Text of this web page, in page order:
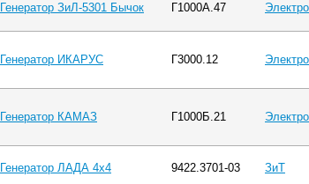
Генератор ЗиЛ-5301 Бычок Г1000А.47
Генератор ИКАРУС Г3000.12
Генератор КАМАЗ Г1000Б.21
Генератор ЛАДА 4х4 9422.3701-03 ЗиТ